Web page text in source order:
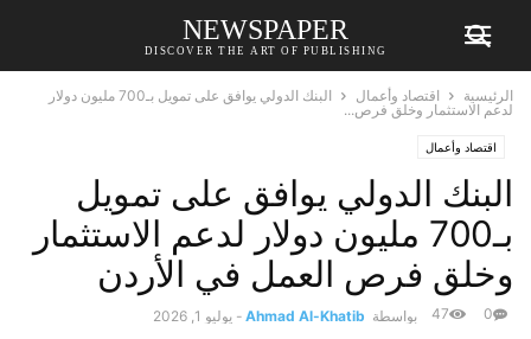
NEWSPAPER
DISCOVER THE ART OF PUBLISHING
الرئيسية اقتصاد وأعمال
البنك الدولي يوافق على تمويل بـ700 مليون دولار
لدعم الاستثمار وخلق فرص...
اقتصاد وأعمال
البنك الدولي يوافق على تمويل
بـ700 مليون دولار لدعم الاستثمار
وخلق فرص العمل في الأردن
بواسطة Ahmad Al-Khatib
- يوليو 1, 2026 0
47